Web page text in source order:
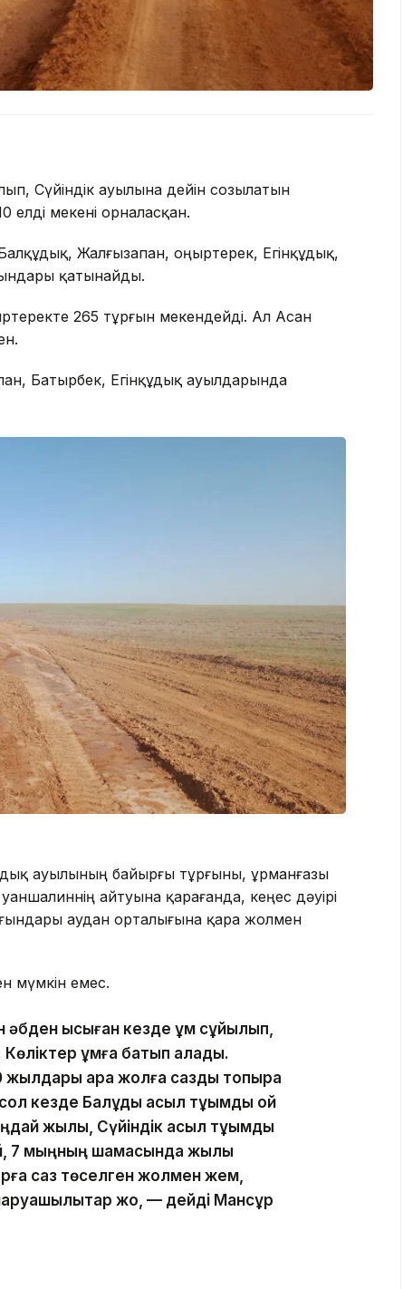
Сүйіндік ауылына дейін созылатын
мекені орналасқан.
Жалғызапан, Қоңыртерек, Егінқұдық,
қатынайды.
265 тұрғын мекендейді. Ал Асан
Батырбек, Егінқұдық ауылдарында
ауылының байырғы тұрғыны, Құрманғазы
айтуына қарағанда, кеңес дәуірі
аудан орталығына қара жолмен
мүмкін емес.
ысыған кезде құм сұйылып,
Көліктер құмға батып қалады.
қара жолға сазды топырақ
кезде Балқұдық асыл тұқымды қой
жылқы, Сүйіндік асыл тұқымды
7 мыңның шамасында жылқы
саз төселген жолмен жем,
жоқ, — дейді Мансұр